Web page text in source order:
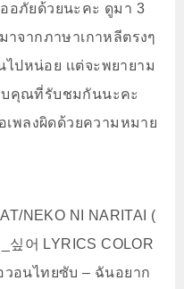
อภัยด้วยนะคะ ดูมา 3
าจากภาษาเกาหลีตรงๆ
ปหน่อย เเต่จะพยายาม
บคุณที่รับชมกันนะคะ
เพลงผิดด้วยความหมาย
NEKO NI NARITAI (
싶어 LYRICS COLOR
วอนไทยซับ – ฉันอยาก